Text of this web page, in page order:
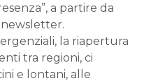
a partire da
la riapertura
tra regioni, ci
e lontani, alle